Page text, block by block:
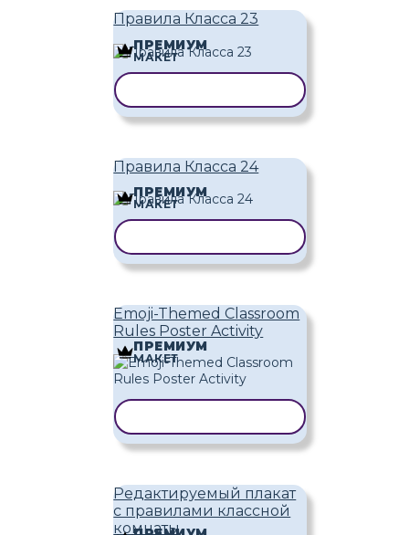
Правила Класса 23
ПРЕМИУМ
МАКЕТ
Правила Класса 24
ПРЕМИУМ
МАКЕТ
Emoji-Themed Classroom
Rules Poster Activity
ПРЕМИУМ
МАКЕТ
Редактируемый плакат
с правилами классной
комнаты